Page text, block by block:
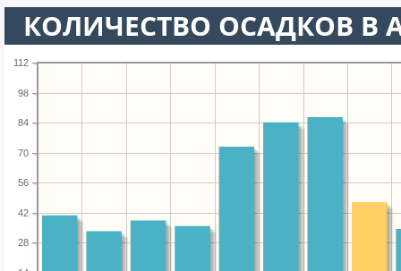
КОЛИЧЕСТВО ОСАДКОВ В
28
42
56
70
84
98
112